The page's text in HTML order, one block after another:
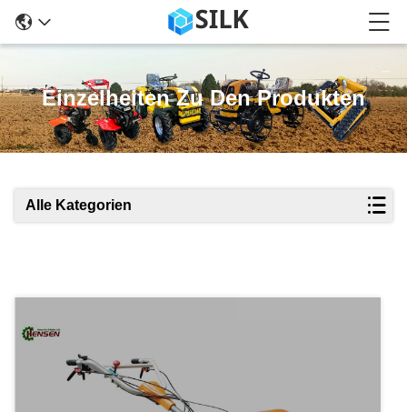
Einzelheiten Zu Den Produkten
Alle Kategorien